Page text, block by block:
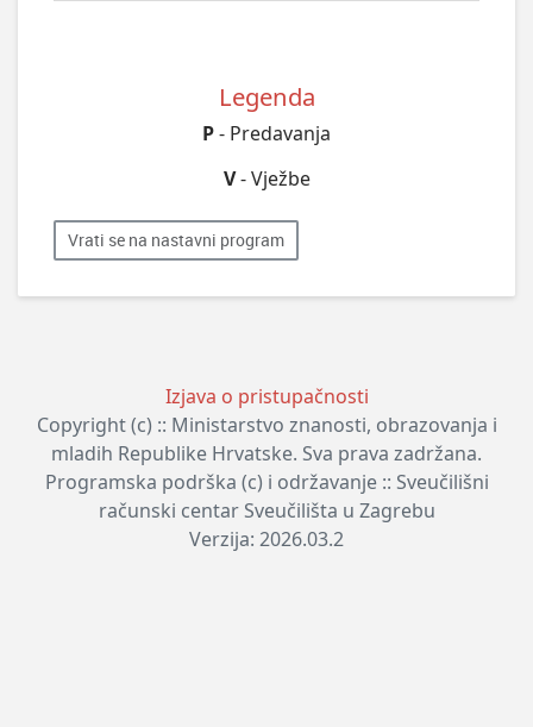
Legenda
P- Predavanja
V- Vježbe
Vrati se na nastavni program
Izjava o pristupačnosti
Copyright (c) :: Ministarstvo znanosti, obrazovanja i
mladih Republike Hrvatske. Sva prava zadržana.
Programska podrška (c) i održavanje :: Sveučilišni
računski centar Sveučilišta u Zagrebu
Verzija: 2026.03.2